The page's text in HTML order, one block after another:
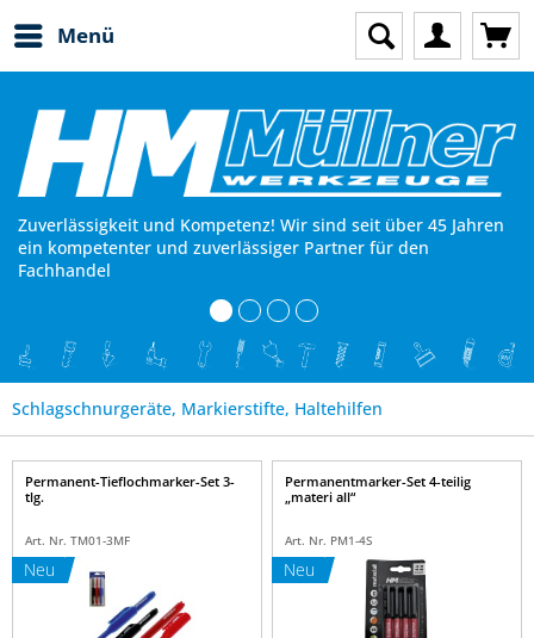
Menü
Zuverlässigkeit und Kompetenz! Wir sind seit über 45 Jahren
ein kompetenter und zuverlässiger Partner für den
Fachhandel
Schlagschnurgeräte, Markierstifte, Haltehilfen
Neu
Permanent-Tieflochmarker-Set 3-
tlg.
Art. Nr. TM01-3MF
Neu
Permanentmarker-Set 4-teilig
„materi all“
Art. Nr. PM1-4S